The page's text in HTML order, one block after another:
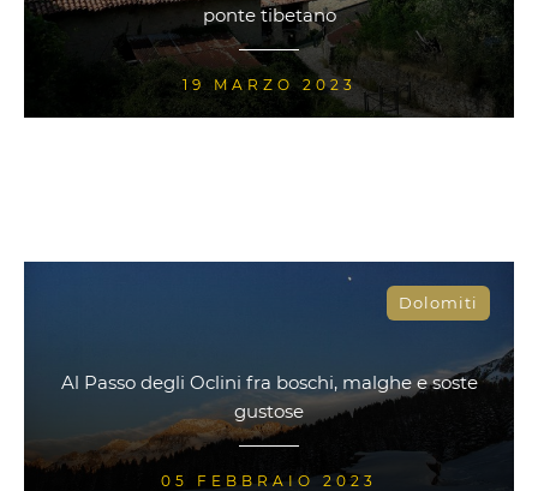
ponte tibetano
19 MARZO 2023
Dolomiti
Al Passo degli Oclini fra boschi, malghe e soste
gustose
05 FEBBRAIO 2023